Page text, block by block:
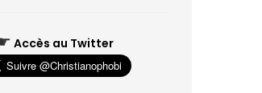
Accès au Twitter